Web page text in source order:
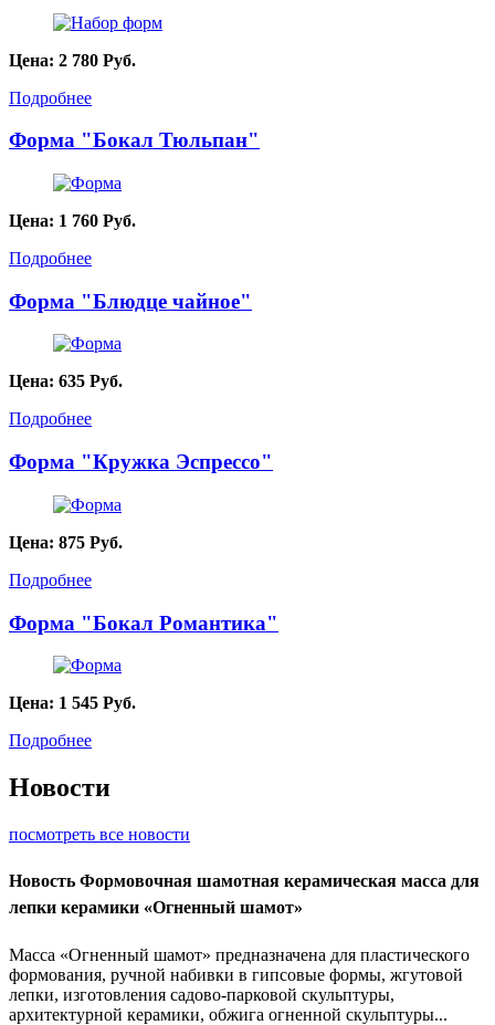
Цена: 2 780 Руб.
Подробнее
Форма "Бокал Тюльпан"
Цена: 1 760 Руб.
Подробнее
Форма "Блюдце чайное"
Цена: 635 Руб.
Подробнее
Форма "Кружка Эспрессо"
Цена: 875 Руб.
Подробнее
Форма "Бокал Романтика"
Цена: 1 545 Руб.
Подробнее
Новости
посмотреть все новости
Новость Формовочная шамотная керамическая масса для
лепки керамики «Огненный шамот»
Масса «Огненный шамот» предназначена для пластического
формования, ручной набивки в гипсовые формы, жгутовой
лепки, изготовления садово-парковой скульптуры,
архитектурной керамики, обжига огненной скульптуры...